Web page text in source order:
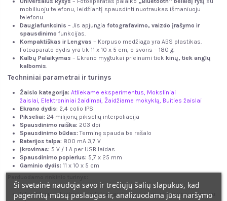
mobiliuoju telefonu, leidžiantį spausdinti nuotraukas išmaniuoju
telefonu.
Daugiafunkcinis – Jis apjungia fotografavimo, vaizdo įrašymo ir
spausdinimo funkcijas.
Kompaktiškas ir Lengvas – Korpuso medžiaga yra ABS plastikas.
Fotoaparato dydis yra tik 11 x 10 x 5 cm, o svoris – 180 g.
Kalbų Palaikymas – Ekrano mygtukai prieinami tiek kinų, tiek anglų
kalbomis.
Techniniai parametrai ir turinys
Žaislo kategorija: Atliekame eksperimentus, Moksliniai
žaislai, Elektroniniai žaidimai, Žaidžiame mokyklą, Buities žaislai
Ekrano dydis: 2,4 colio IPS
Pikseliai: 24 milijonų pikselių interpoliacija
Spausdinimo raiška: 203 dpi
Spausdinimo būdas: Terminę spauda be rašalo
Baterijos talpa: 800 mA 3,7 V
Įkrovimas: 5 V / 1 A per USB laidas
Spausdinimo popierius: 5,7 x 25 mm
Gaminio dydis: 11 x 10 x 5 cm
Interaktyvus skaitmeninis fotoaparatas su momentiniu spausdintuvu
Ši svetainė naudoja savo ir trečiųjų šalių slapukus, kad
pagerintų mūsų paslaugas ir, analizuodama jūsų naršymo